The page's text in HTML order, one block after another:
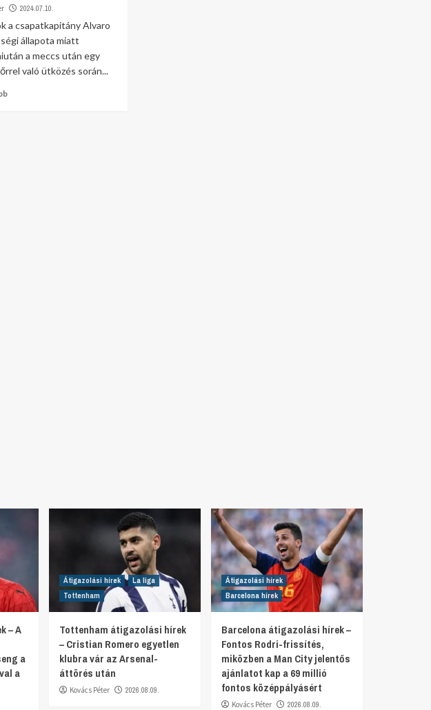
2024.07.10.
a csapatkapitány Alvaro
állapota miatt
a meccs után egy
való ütközés során...
– A
a
a
Átigazolási hírek
La liga
Tottenham
Tottenham átigazolási hírek
– Cristian Romero egyetlen
klubra vár az Arsenal-
áttörés után
Kovács Péter 2026.08.09.
Átigazolási hírek
Barcelona hírek
Barcelona átigazolási hírek –
Fontos Rodri-frissítés,
miközben a Man City jelentős
ajánlatot kap a 69 millió
fontos középpályásért
Kovács Péter 2026.08.09.